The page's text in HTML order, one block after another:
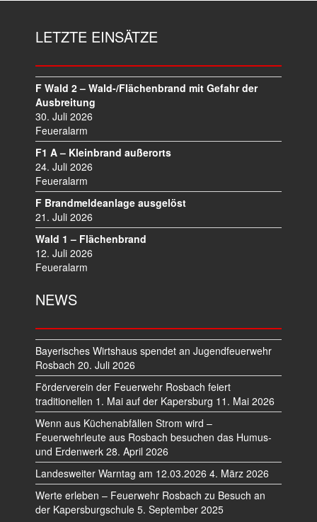
LETZTE EINSÄTZE
F Wald 2 – Wald-/Flächenbrand mit Gefahr der
Ausbreitung
30. Juli 2026
Feueralarm
F1 A – Kleinbrand außerorts
24. Juli 2026
Feueralarm
F Brandmeldeanlage ausgelöst
21. Juli 2026
Wald 1 – Flächenbrand
12. Juli 2026
Feueralarm
NEWS
Bayerisches Wirtshaus spendet an Jugendfeuerwehr
Rosbach 20. Juli 2026
Förderverein der Feuerwehr Rosbach feiert
traditionellen 1. Mai auf der Kapersburg 11. Mai 2026
Wenn aus Küchenabfällen Strom wird –
Feuerwehrleute aus Rosbach besuchen das Humus-
und Erdenwerk 28. April 2026
Landesweiter Warntag am 12.03.2026 4. März 2026
Werte erleben – Feuerwehr Rosbach zu Besuch an
der Kapersburgschule 5. September 2025